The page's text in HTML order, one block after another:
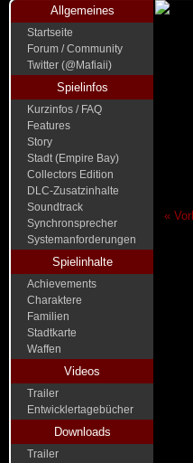
Allgemeines
Startseite
Forum / Community
Twitter (@Mafiaii)
Spielinfos
Kurzinfos / FAQ
Features
Story
Stadt (Empire Bay)
Collectors Edition
DLC-Zusatzinhalte
Soundtrack
Synchronsprecher
Systemanforderungen
Spielinhalte
Achievements
Charaktere
Familien
Stadtkarte
Waffen
Videos
Trailer
Entwicklertagebücher
Downloads
Trailer
«